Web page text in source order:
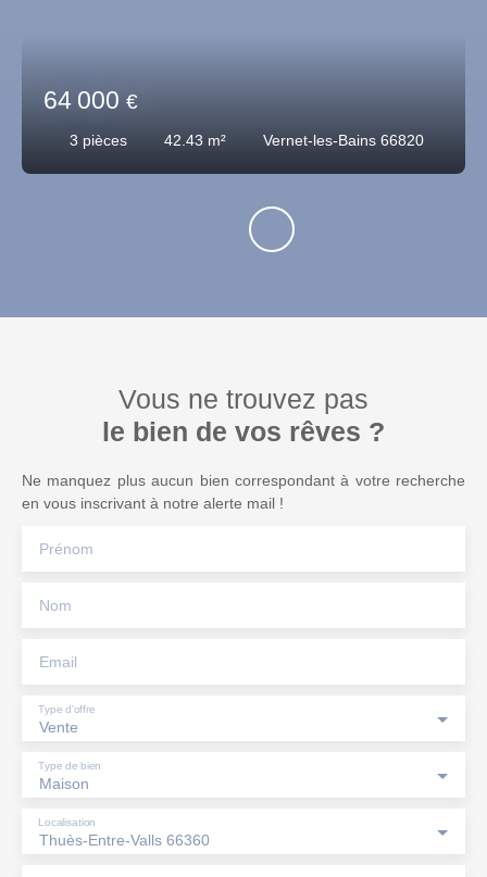
64 000 €
3 pièces 42.43 m² Vernet-les-Bains 66820
Vous ne trouvez pas
le bien de vos rêves ?
Ne manquez plus aucun bien correspondant à votre recherche
en vous inscrivant à notre alerte mail !
Prénom
Nom
Email
Vente
Type d'offre
Maison
Type de bien
Thuès-Entre-Valls 66360
Localisation